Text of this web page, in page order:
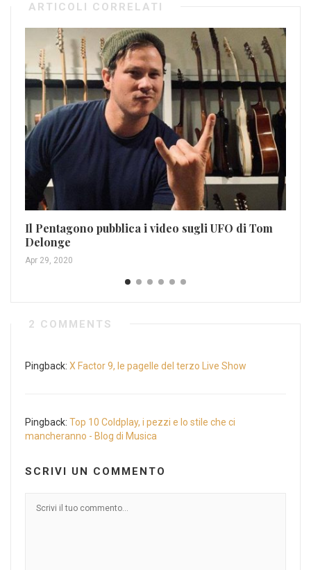
ARTICOLI CORRELATI
Il Pentagono pubblica i video sugli UFO di Tom
Delonge
Apr 29, 2020
2 COMMENTS
Pingback: X Factor 9, le pagelle del terzo Live Show
Pingback: Top 10 Coldplay, i pezzi e lo stile che ci
mancheranno - Blog di Musica
SCRIVI UN COMMENTO